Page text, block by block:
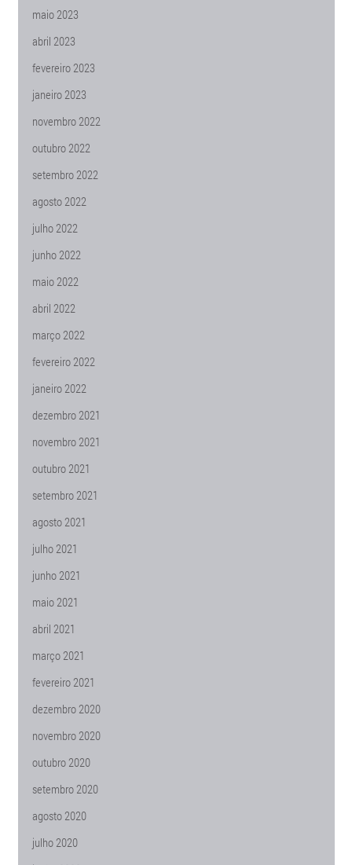
maio 2023
abril 2023
fevereiro 2023
janeiro 2023
novembro 2022
outubro 2022
setembro 2022
agosto 2022
julho 2022
junho 2022
maio 2022
abril 2022
março 2022
fevereiro 2022
janeiro 2022
dezembro 2021
novembro 2021
outubro 2021
setembro 2021
agosto 2021
julho 2021
junho 2021
maio 2021
abril 2021
março 2021
fevereiro 2021
dezembro 2020
novembro 2020
outubro 2020
setembro 2020
agosto 2020
julho 2020